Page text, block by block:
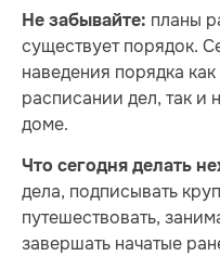
Не забывайте: планы
существует порядок.
наведения порядка
расписании дел, так и
доме.
Что сегодня делать
дела, подписывать
путешествовать,
завершать начатые